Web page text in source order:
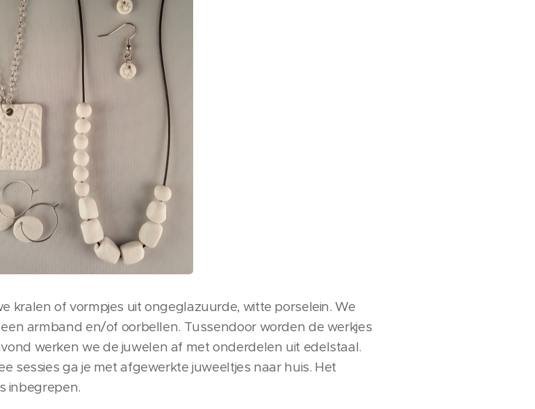
kralen of vormpjes uit ongeglazuurde, witte porselein. We
armband en/of oorbellen. Tussendoor worden de werkjes
werken we de juwelen af met onderdelen uit edelstaal.
sessies ga je met afgewerkte juweeltjes naar huis. Het
inbegrepen.